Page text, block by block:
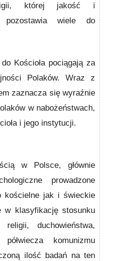
której jakość i
pozostawia wiele do
Kościoła pociągają za
Polaków. Wraz z
zaznacza się wyraźnie
w nabożeństwach,
i jego instytucji.
w Polsce, głównie
prowadzone
kościelne jak i świeckie
w klasyfikację stosunku
duchowieństwa,
komunizmu
ilość badań na ten